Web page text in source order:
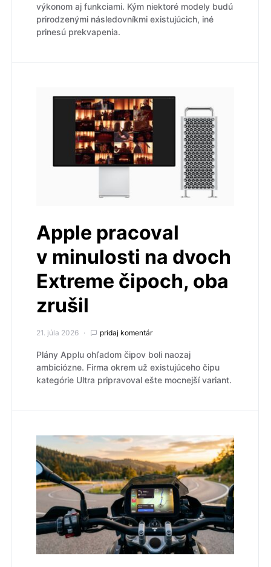
výkonom aj funkciami. Kým niektoré modely budú
prirodzenými následovníkmi existujúcich, iné
prinesú prekvapenia.
Apple pracoval
v minulosti na dvoch
Extreme čipoch, oba
zrušil
21. júla 2026 pridaj komentár
Plány Applu ohľadom čipov boli naozaj
ambiciózne. Firma okrem už existujúceho čipu
kategórie Ultra pripravoval ešte mocnejší variant.